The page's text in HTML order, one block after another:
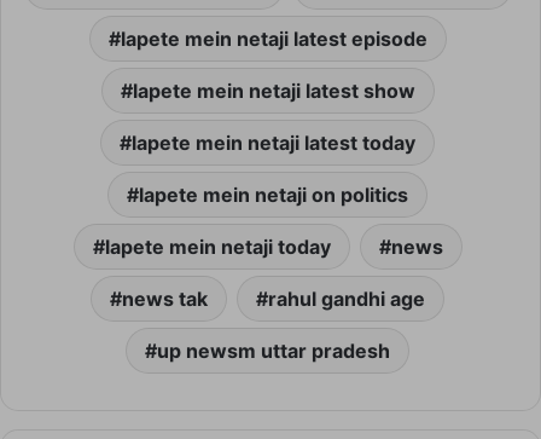
lapete mein netaji latest episode
lapete mein netaji latest show
lapete mein netaji latest today
lapete mein netaji on politics
lapete mein netaji today news
news tak rahul gandhi age
up newsm uttar pradesh